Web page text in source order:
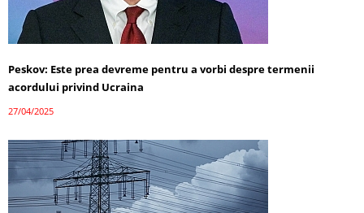
Peskov: Este prea devreme pentru a vorbi despre termenii
acordului privind Ucraina
27/04/2025